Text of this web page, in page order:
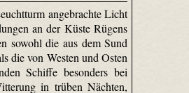
angebrachte Licht
an der Küste Rügens
sowohl die aus dem Sund
die von Westen und Osten
Schiffe besonders bei
in trüben Nächten,